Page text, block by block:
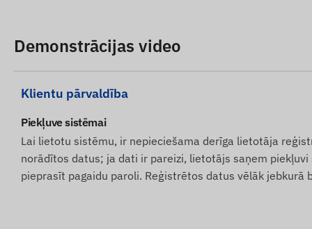
bez kļūdām. Ražotājs patur tiesības bez iepriekšēja
iepakojumu – ar to saistīto datu atjaunināšana mūsu
izvērtēšanas.
Demonstrācijas video
Klientu pārvaldība
Piekļuve sistēmai
Lai lietotu sistēmu, ir nepieciešama derīga lietotāja
norādītos datus; ja dati ir pareizi, lietotājs saņem
pieprasīt pagaidu paroli. Reģistrētos datus vēlāk